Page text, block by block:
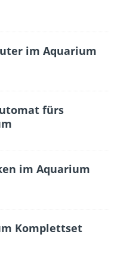
im Aquarium
fürs
im Aquarium
Komplettset